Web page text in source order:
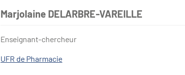
Marjolaine DELARBRE-VAREILLE
Enseignant-chercheur
UFR de Pharmacie